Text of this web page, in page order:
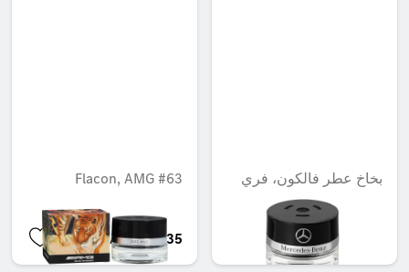
بخاخ عطر فالكون، فري
سايد مود
AED 548.10
Flacon, AMG #63
AED 721.35